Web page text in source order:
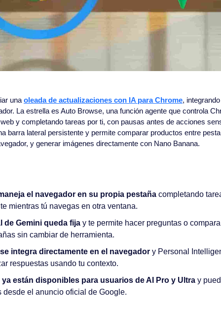
una oleada de actualizaciones con IA para Chrome,
La estrella es Auto Browse, una función agente que controla
y completando tareas por ti, con pausas antes de acciones
barra lateral persistente y permite comparar productos entre
y generar imágenes directamente con Nano Banana.
el navegador en su propia pestaña completando
mientras tú navegas en otra ventana.
de Gemini queda fija y te permite hacer preguntas o
sin cambiar de herramienta.
integra directamente en el navegador y Personal
respuestas usando tu contexto.
están disponibles para usuarios de AI Pro y Ultra y
desde el anuncio oficial de Google.